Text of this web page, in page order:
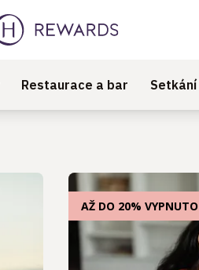
Restaurace a bar
AŽ DO 20% VYPNUTO